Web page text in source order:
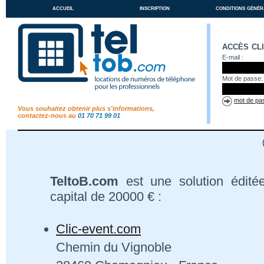
accueil inscription conditions
Vous souhaitez obtenir plus s'informations,
contactez-nous au 01 70 71 99 01
accès
E-mail :
Mot de passe:
mot de
TeltoB.com est une solution
capital de 20000 € :
Clic-event.com
Chemin du Vignoble